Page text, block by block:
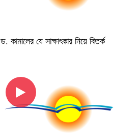
ড. কামালের যে সাক্ষাৎকার নিয়ে বিতর্ক